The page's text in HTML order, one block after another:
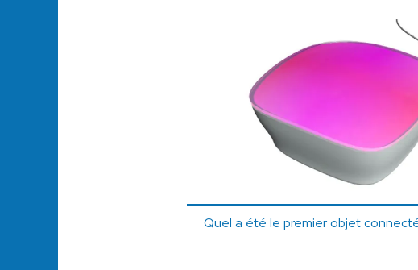
Quel a été le premier objet